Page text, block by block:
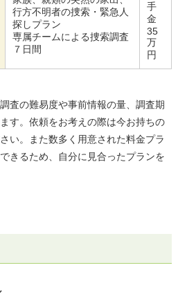
行方不明者の捜索・緊急人
探しプラン
専属チームによる捜索調査
７日間
手
金
35
万
円
査の難易度や事前情報の量、調査期
す。依頼をお考えの際は今お持ちの
い。また数多く用意された料金プラ
きるため、自分に見合ったプランを